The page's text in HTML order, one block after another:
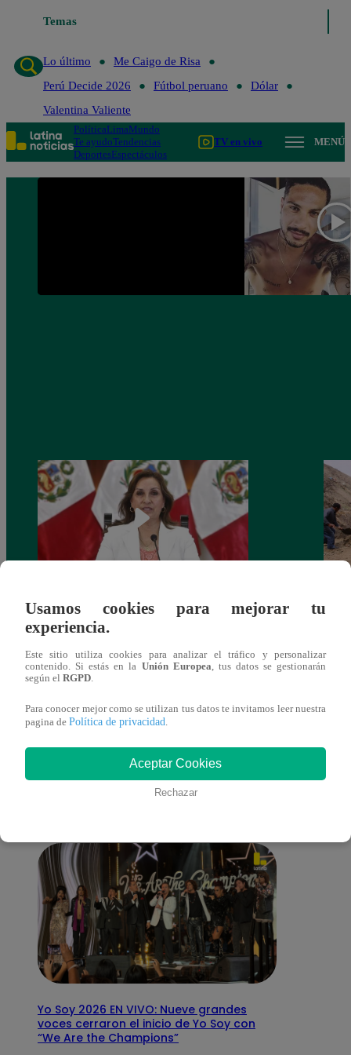
Temas
Lo último
Me Caigo de Risa
Perú Decide 2026
Fútbol peruano
Dólar
Valentina Valiente
PolíticaLimaMundo
Te ayudoTendencias
DeportesEspectáculos
TV en vivo MENÚ
Congreso: proponen que el aumento del
salario presidencial se aplique desde 2026
Las
También te puede
interesar
Yo Soy 2026 EN VIVO: Nueve grandes
voces cerraron el inicio de Yo Soy con
“We Are the Champions”
Usamos cookies para mejorar tu
experiencia.
Este sitio utiliza cookies para analizar el tráfico y personalizar
contenido. Si estás en la Unión Europea, tus datos se gestionarán
según el RGPD.
Para conocer mejor como se utilizan tus datos te invitamos leer nuestra
pagina de Política de privacidad.
Aceptar Cookies
Rechazar